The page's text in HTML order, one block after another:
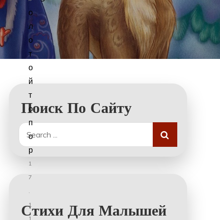
Поиск По Сайту
Search
for:
Стихи Для Малышей
о
л
о
т
о
й
т
о
п
о
р
1
7
.
1
1